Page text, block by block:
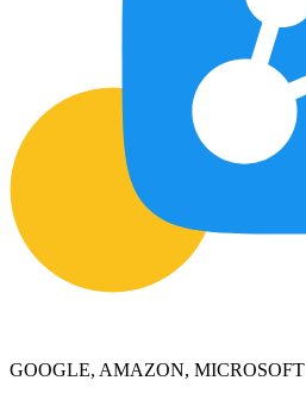
GOOGLE, AMAZON, MICROSOFT